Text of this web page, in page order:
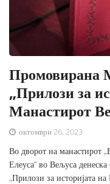
Промовирана
„Прилози за
Манастирот
октомври 26, 2023
Во дворот на манастирот
Елеуса“ во Вељуса
„Прилози за историјата